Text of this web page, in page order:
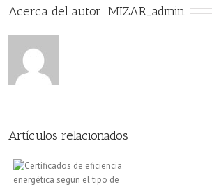
Acerca del autor: MIZAR_admin
Artículos relacionados